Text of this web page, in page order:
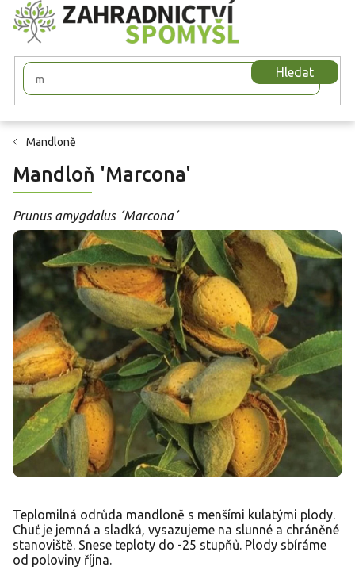
Přejít
na
obsah
Hledat
Mandloně
Mandloň 'Marcona'
Prunus amygdalus ´Marcona´
Teplomilná odrůda mandloně s menšími kulatými plody.
Chuť je jemná a sladká, vysazujeme na slunné a chráněné
stanoviště. Snese teploty do -25 stupňů. Plody sbíráme
od poloviny října.